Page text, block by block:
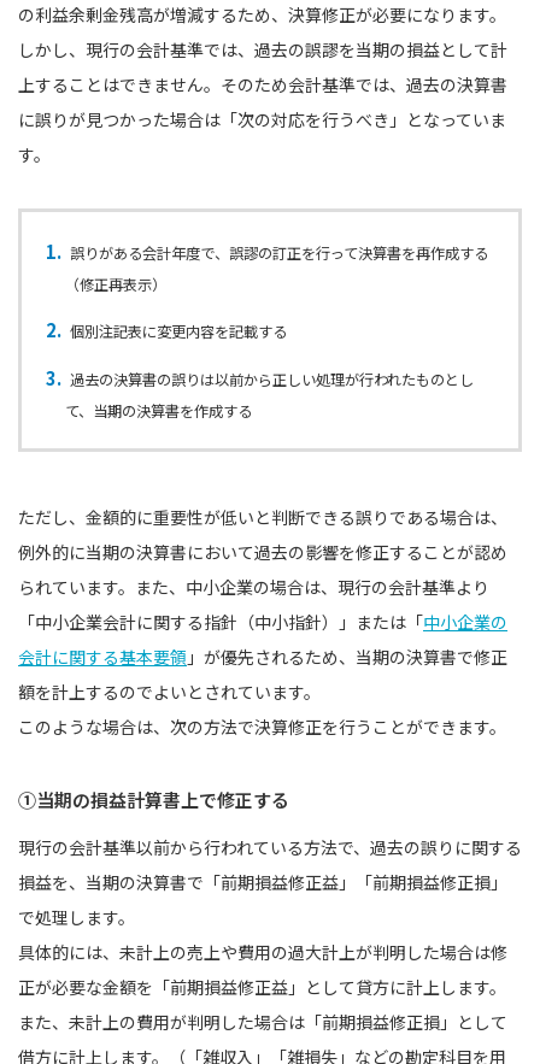
の利益余剰⾦残高が増減するため、決算修正が必要になります。
しかし、現行の会計基準では、過去の誤謬を当期の損益として計
上することはできません。そのため会計基準では、過去の決算書
に誤りが見つかった場合は「次の対応を行うべき」となっていま
す。
誤りがある会計年度で、誤謬の訂正を行って決算書を再作成する
（修正再表⽰）
個別注記表に変更内容を記載する
過去の決算書の誤りは以前から正しい処理が⾏われたものとし
て、当期の決算書を作成する
ただし、⾦額的に重要性が低いと判断できる誤りである場合は、
例外的に当期の決算書において過去の影響を修正することが認め
られています。また、中小企業の場合は、現⾏の会計基準より
「中小企業会計に関する指針（中小指針）」または「中⼩企業の
会計に関する基本要領 」が優先されるため、当期の決算書で修正
額を計上するのでよいとされています。
このような場合は、次の方法で決算修正を行うことができます。
①当期の損益計算書上で修正する
現行の会計基準以前から行われている方法で、過去の誤りに関する
損益を、当期の決算書で「前期損益修正益」「前期損益修正損」
で処理します。
具体的には、未計上の売上や費⽤の過⼤計上が判明した場合は修
正が必要な⾦額を「前期損益修正益」として貸⽅に計上します。
また、未計上の費⽤が判明した場合は「前期損益修正損」として
借⽅に計上します。（「雑収⼊」「雑損失」などの勘定科⽬を用